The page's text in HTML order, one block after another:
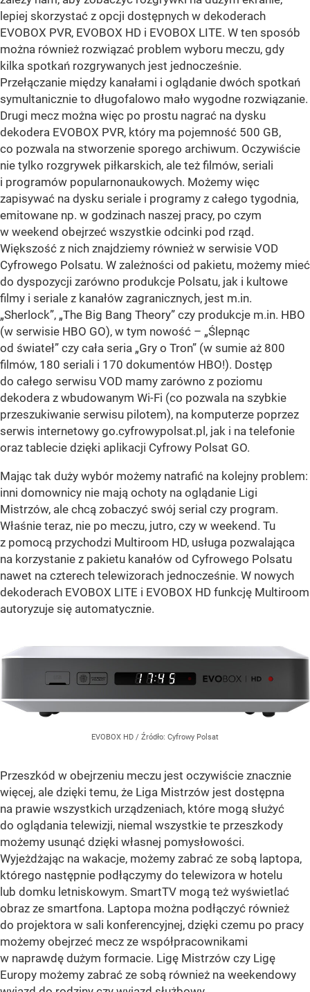
lepiej skorzystać z opcji dostępnych w dekoderach
EVOBOX PVR, EVOBOX HD i EVOBOX LITE. W ten sposób
można również rozwiązać problem wyboru meczu, gdy
kilka spotkań rozgrywanych jest jednocześnie.
Przełączanie między kanałami i oglądanie dwóch spotkań
symultanicznie to długofalowo mało wygodne rozwiązanie.
Drugi mecz można więc po prostu nagrać na dysku
dekodera EVOBOX PVR, który ma pojemność 500 GB,
co pozwala na stworzenie sporego archiwum. Oczywiście
nie tylko rozgrywek piłkarskich, ale też filmów, seriali
i programów popularnonaukowych. Możemy więc
zapisywać na dysku seriale i programy z całego tygodnia,
emitowane np. w godzinach naszej pracy, po czym
w weekend obejrzeć wszystkie odcinki pod rząd.
Większość z nich znajdziemy również w serwisie VOD
Cyfrowego Polsatu. W zależności od pakietu, możemy mieć
do dyspozycji zarówno produkcje Polsatu, jak i kultowe
filmy i seriale z kanałów zagranicznych, jest m.in.
„Sherlock”, „The Big Bang Theory” czy produkcje m.in. HBO
(w serwisie HBO GO), w tym nowość – „Ślepnąc
od świateł” czy cała seria „Gry o Tron” (w sumie aż 800
filmów, 180 seriali i 170 dokumentów HBO!). Dostęp
do całego serwisu VOD mamy zarówno z poziomu
dekodera z wbudowanym Wi-Fi (co pozwala na szybkie
przeszukiwanie serwisu pilotem), na komputerze poprzez
serwis internetowy go.cyfrowypolsat.pl, jak i na telefonie
oraz tablecie dzięki aplikacji Cyfrowy Polsat GO.
Mając tak duży wybór możemy natrafić na kolejny problem:
inni domownicy nie mają ochoty na oglądanie Ligi
Mistrzów, ale chcą zobaczyć swój serial czy program.
Właśnie teraz, nie po meczu, jutro, czy w weekend. Tu
z pomocą przychodzi Multiroom HD, usługa pozwalająca
na korzystanie z pakietu kanałów od Cyfrowego Polsatu
nawet na czterech telewizorach jednocześnie. W nowych
dekoderach EVOBOX LITE i EVOBOX HD funkcję Multiroom
autoryzuje się automatycznie.
EVOBOX HD / Źródło: Cyfrowy Polsat
Przeszkód w obejrzeniu meczu jest oczywiście znacznie
więcej, ale dzięki temu, że Liga Mistrzów jest dostępna
na prawie wszystkich urządzeniach, które mogą służyć
do oglądania telewizji, niemal wszystkie te przeszkody
możemy usunąć dzięki własnej pomysłowości.
Wyjeżdżając na wakacje, możemy zabrać ze sobą laptopa,
którego następnie podłączymy do telewizora w hotelu
lub domku letniskowym. SmartTV mogą też wyświetlać
obraz ze smartfona. Laptopa można podłączyć również
do projektora w sali konferencyjnej, dzięki czemu po pracy
możemy obejrzeć mecz ze współpracownikami
w naprawdę dużym formacie. Ligę Mistrzów czy Ligę
Europy możemy zabrać ze sobą również na weekendowy